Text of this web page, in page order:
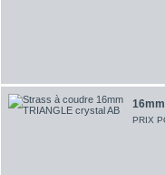
PRIX